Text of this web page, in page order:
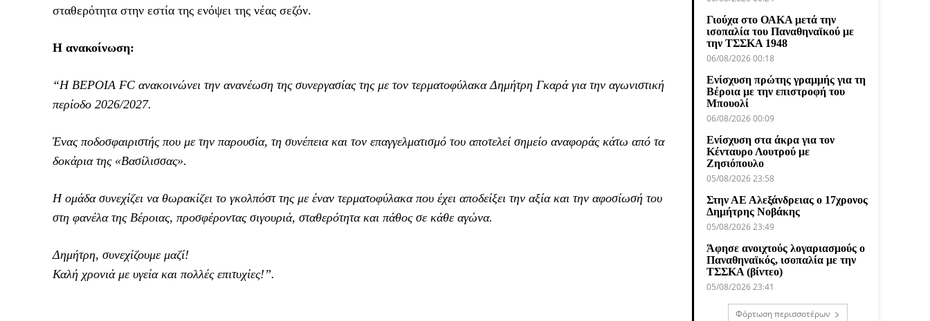
σταθερότητα στην εστία της ενόψει της νέας σεζόν.
Η ανακοίνωση:
“Η ΒΕΡΟΙΑ FC ανακοινώνει την ανανέωση της συνεργασίας της με τον τερματοφύλακα Δημήτρη Γκαρά για την αγωνιστική
περίοδο 2026/2027.
Ένας ποδοσφαιριστής που με την παρουσία, τη συνέπεια και τον επαγγελματισμό του αποτελεί σημείο αναφοράς κάτω από τα
δοκάρια της «Βασίλισσας».
Η ομάδα συνεχίζει να θωρακίζει το γκολπόστ της με έναν τερματοφύλακα που έχει αποδείξει την αξία και την αφοσίωσή του
στη φανέλα της Βέροιας, προσφέροντας σιγουριά, σταθερότητα και πάθος σε κάθε αγώνα.
Δημήτρη, συνεχίζουμε μαζί!
Καλή χρονιά με υγεία και πολλές επιτυχίες!”.
Γιούχα στο ΟΑΚΑ μετά την
ισοπαλία του Παναθηναϊκού με
την ΤΣΣΚΑ 1948
06/08/2026 00:18
Ενίσχυση πρώτης γραμμής για τη
Βέροια με την επιστροφή του
Μπουολί
06/08/2026 00:09
Ενίσχυση στα άκρα για τον
Κένταυρο Λουτρού με
Ζησιόπουλο
05/08/2026 23:58
Στην ΑΕ Αλεξάνδρειας ο 17χρονος
Δημήτρης Νοβάκης
05/08/2026 23:49
Άφησε ανοιχτούς λογαριασμούς ο
Παναθηναϊκός, ισοπαλία με την
ΤΣΣΚΑ (βίντεο)
05/08/2026 23:41
Φόρτωση περισσοτέρων